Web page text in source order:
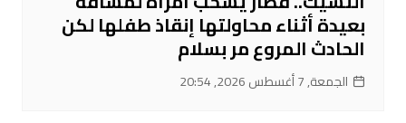
بعيدة أثناء محاولتها إنقاذ طفلها لكن
الحادث المروع مر بسلام
الجمعة, 7 أغسطس 2026, 20:54